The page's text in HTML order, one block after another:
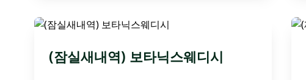
(잠실새내역) 보타닉스웨디시